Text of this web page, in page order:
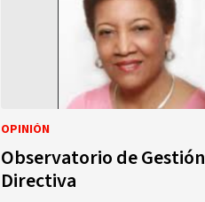
OPINIÓN
Observatorio de Gestión
Directiva